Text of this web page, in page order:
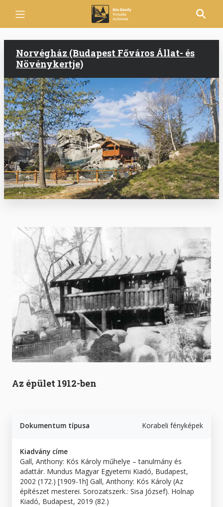
Norvégház (Budapest Főváros Állat- és
Növénykertje)
Az épület 1912-ben
Dokumentum típusa Korabeli fényképek
Kiadvány címe
Gall, Anthony: Kós Károly műhelye – tanulmány és
adattár. Mundus Magyar Egyetemi Kiadó, Budapest,
2002 (172.) [1909-1h] Gall, Anthony: Kós Károly (Az
építészet mesterei. Sorozatszerk.: Sisa József). Holnap
Kiadó, Budapest, 2019 (82.)